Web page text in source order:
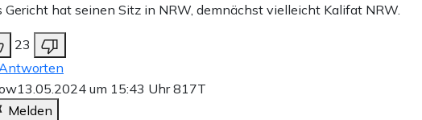
Gericht hat seinen Sitz in NRW, demnächst vielleicht Kalifat NRW.
23
Antworten
13.05.2024 um 15:43 Uhr817T
Melden